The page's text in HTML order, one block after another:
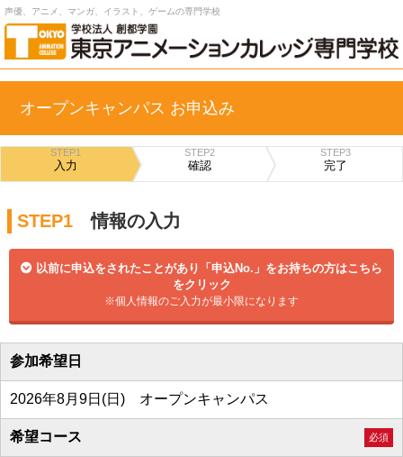
声優、アニメ、マンガ、イラスト、ゲームの専門学校
オープンキャンパス お申込み
STEP1
入力
STEP2
確認
STEP3
完了
STEP1 情報の入力
以前に申込をされたことがあり「申込No.」をお持ちの方はこちら
をクリック
※個人情報のご入力が最小限になります
参加希望日
2026年8月9日(日) オープンキャンパス
希望コース 必須